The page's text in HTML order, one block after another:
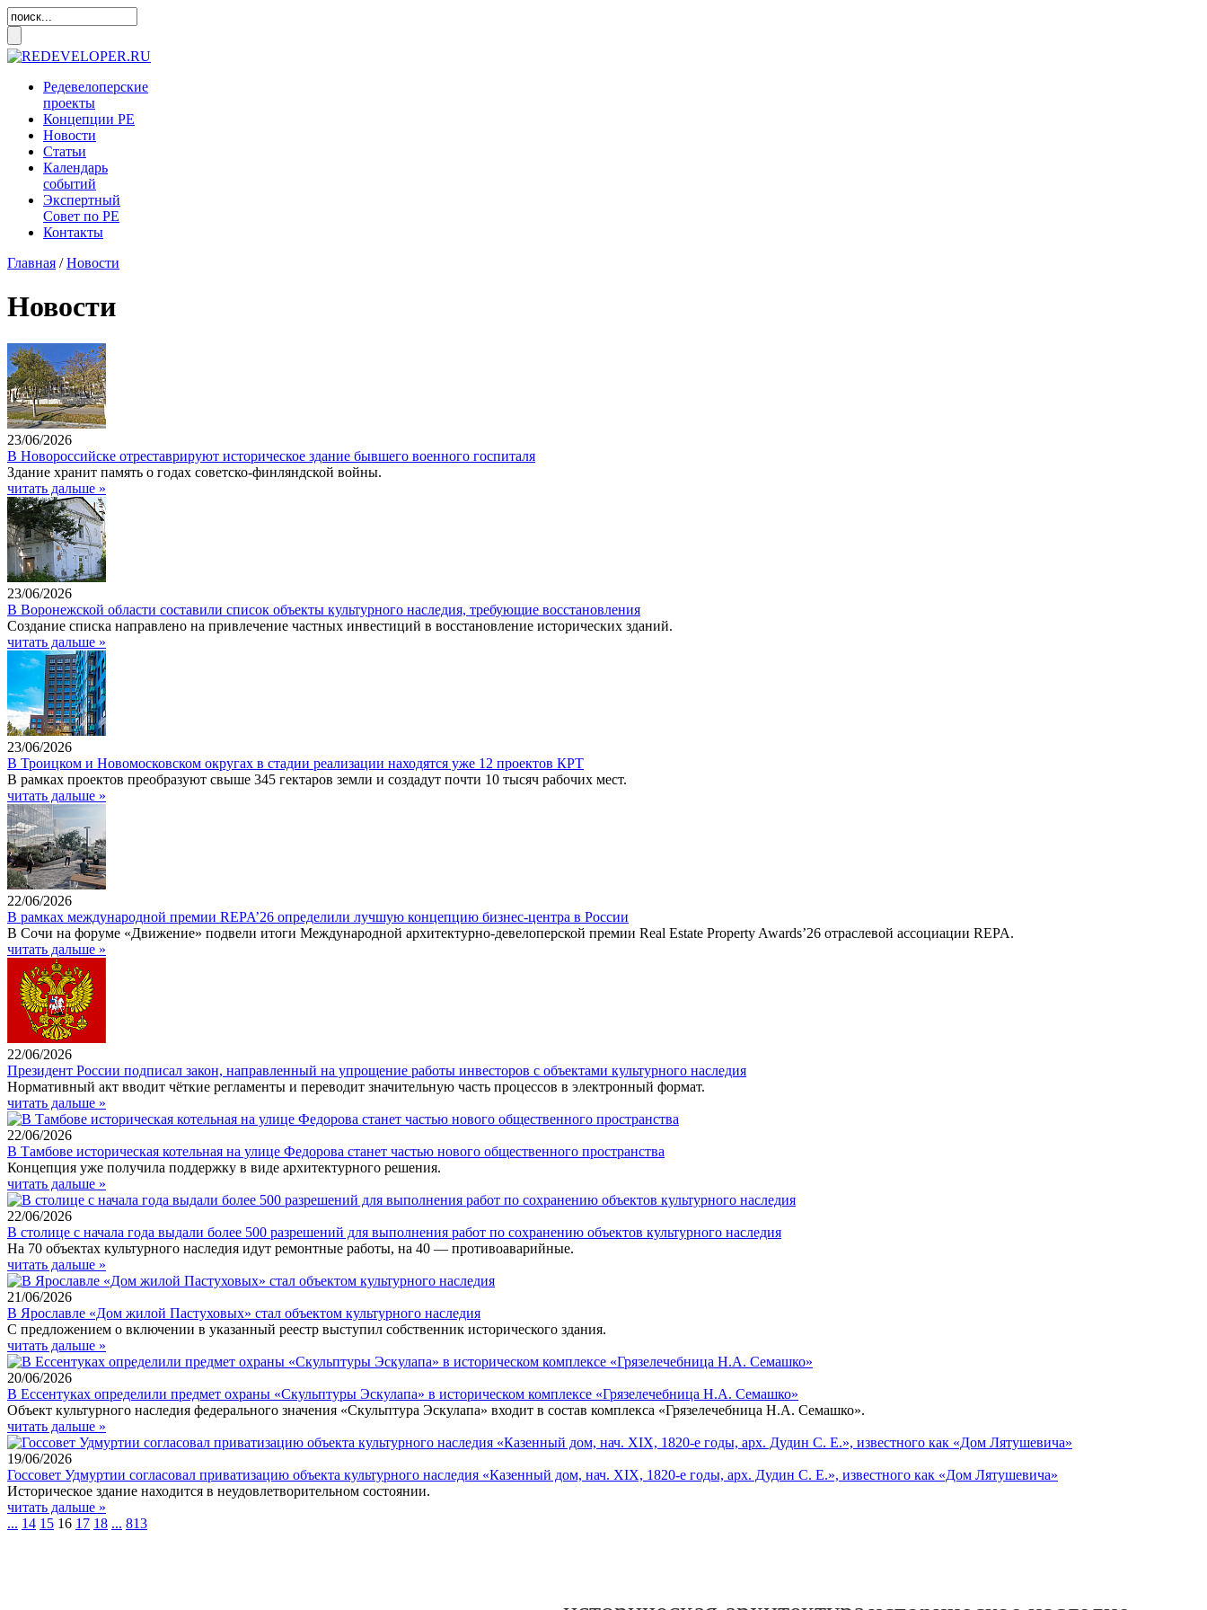
Редевелоперские
проекты
Концепции РЕ
Новости
Статьи
Календарь
событий
Экспертный
Совет по РЕ
Контакты
Главная /Новости
Новости
23/06/2026
В Новороссийске отреставрируют историческое здание бывшего военного госпиталя
Здание хранит память о годах советско-финляндской войны.
читать дальше »
23/06/2026
В Воронежской области составили список объекты культурного наследия, требующие восстановления
Создание списка направлено на привлечение частных инвестиций в восстановление исторических зданий.
читать дальше »
23/06/2026
В Троицком и Новомосковском округах в стадии реализации находятся уже 12 проектов КРТ
В рамках проектов преобразуют свыше 345 гектаров земли и создадут почти 10 тысяч рабочих мест.
читать дальше »
22/06/2026
В рамках международной премии REPA’26 определили лучшую концепцию бизнес-центра в России
В Сочи на форуме «Движение» подвели итоги Международной архитектурно-девелоперской премии Real Estate Property Awards’26 отраслевой ассоциации REPA.
читать дальше »
22/06/2026
Президент России подписал закон, направленный на упрощение работы инвесторов с объектами культурного наследия
Нормативный акт вводит чёткие регламенты и переводит значительную часть процессов в электронный формат.
читать дальше »
22/06/2026
В Тамбове историческая котельная на улице Федорова станет частью нового общественного пространства
Концепция уже получила поддержку в виде архитектурного решения.
читать дальше »
22/06/2026
В столице с начала года выдали более 500 разрешений для выполнения работ по сохранению объектов культурного наследия
На 70 объектах культурного наследия идут ремонтные работы, на 40 — противоаварийные.
читать дальше »
21/06/2026
В Ярославле «Дом жилой Пастуховых» стал объектом культурного наследия
С предложением о включении в указанный реестр выступил собственник исторического здания.
читать дальше »
20/06/2026
В Ессентуках определили предмет охраны «Скульптуры Эскулапа» в историческом комплексе «Грязелечебница Н.А. Семашко»
Объект культурного наследия федерального значения «Скульптура Эскулапа» входит в состав комплекса «Грязелечебница Н.А. Семашко».
читать дальше »
19/06/2026
Госсовет Удмуртии согласовал приватизацию объекта культурного наследия «Казенный дом, нач. XIX, 1820-е годы, арх. Дудин С. Е.», известного как «Дом Лятушевича»
Историческое здание находится в неудовлетворительном состоянии.
читать дальше »
... 14 15 16 17 18 ... 813